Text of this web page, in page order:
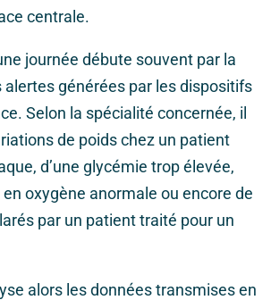
centrale.
journée débute souvent par la
générées par les dispositifs
Selon la spécialité concernée, il
de poids chez un patient
d’une glycémie trop élevée,
oxygène anormale ou encore de
par un patient traité pour un
alors les données transmises en